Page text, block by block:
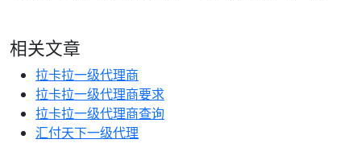
相关文章
拉卡拉一级代理商
拉卡拉一级代理商要求
拉卡拉一级代理商查询
汇付天下一级代理